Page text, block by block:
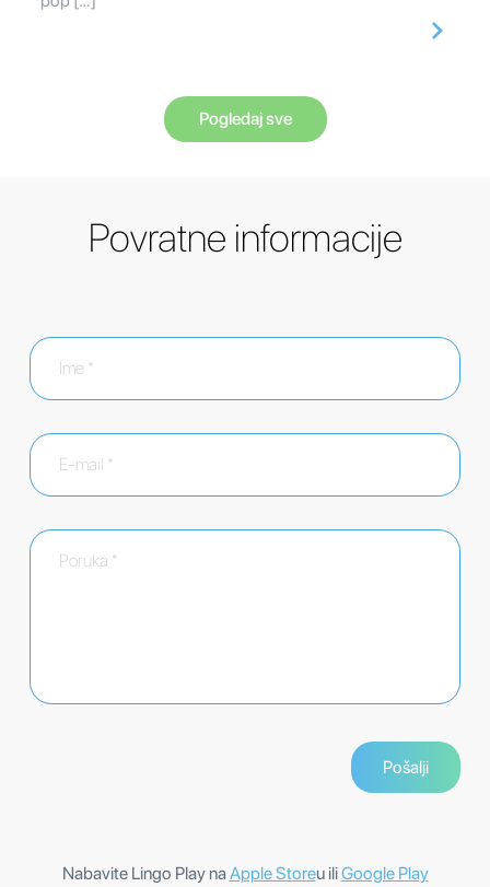
Pogledaj sve
Povratne informacije
Nabavite Lingo Play naApple Storeu iliGoogle Play